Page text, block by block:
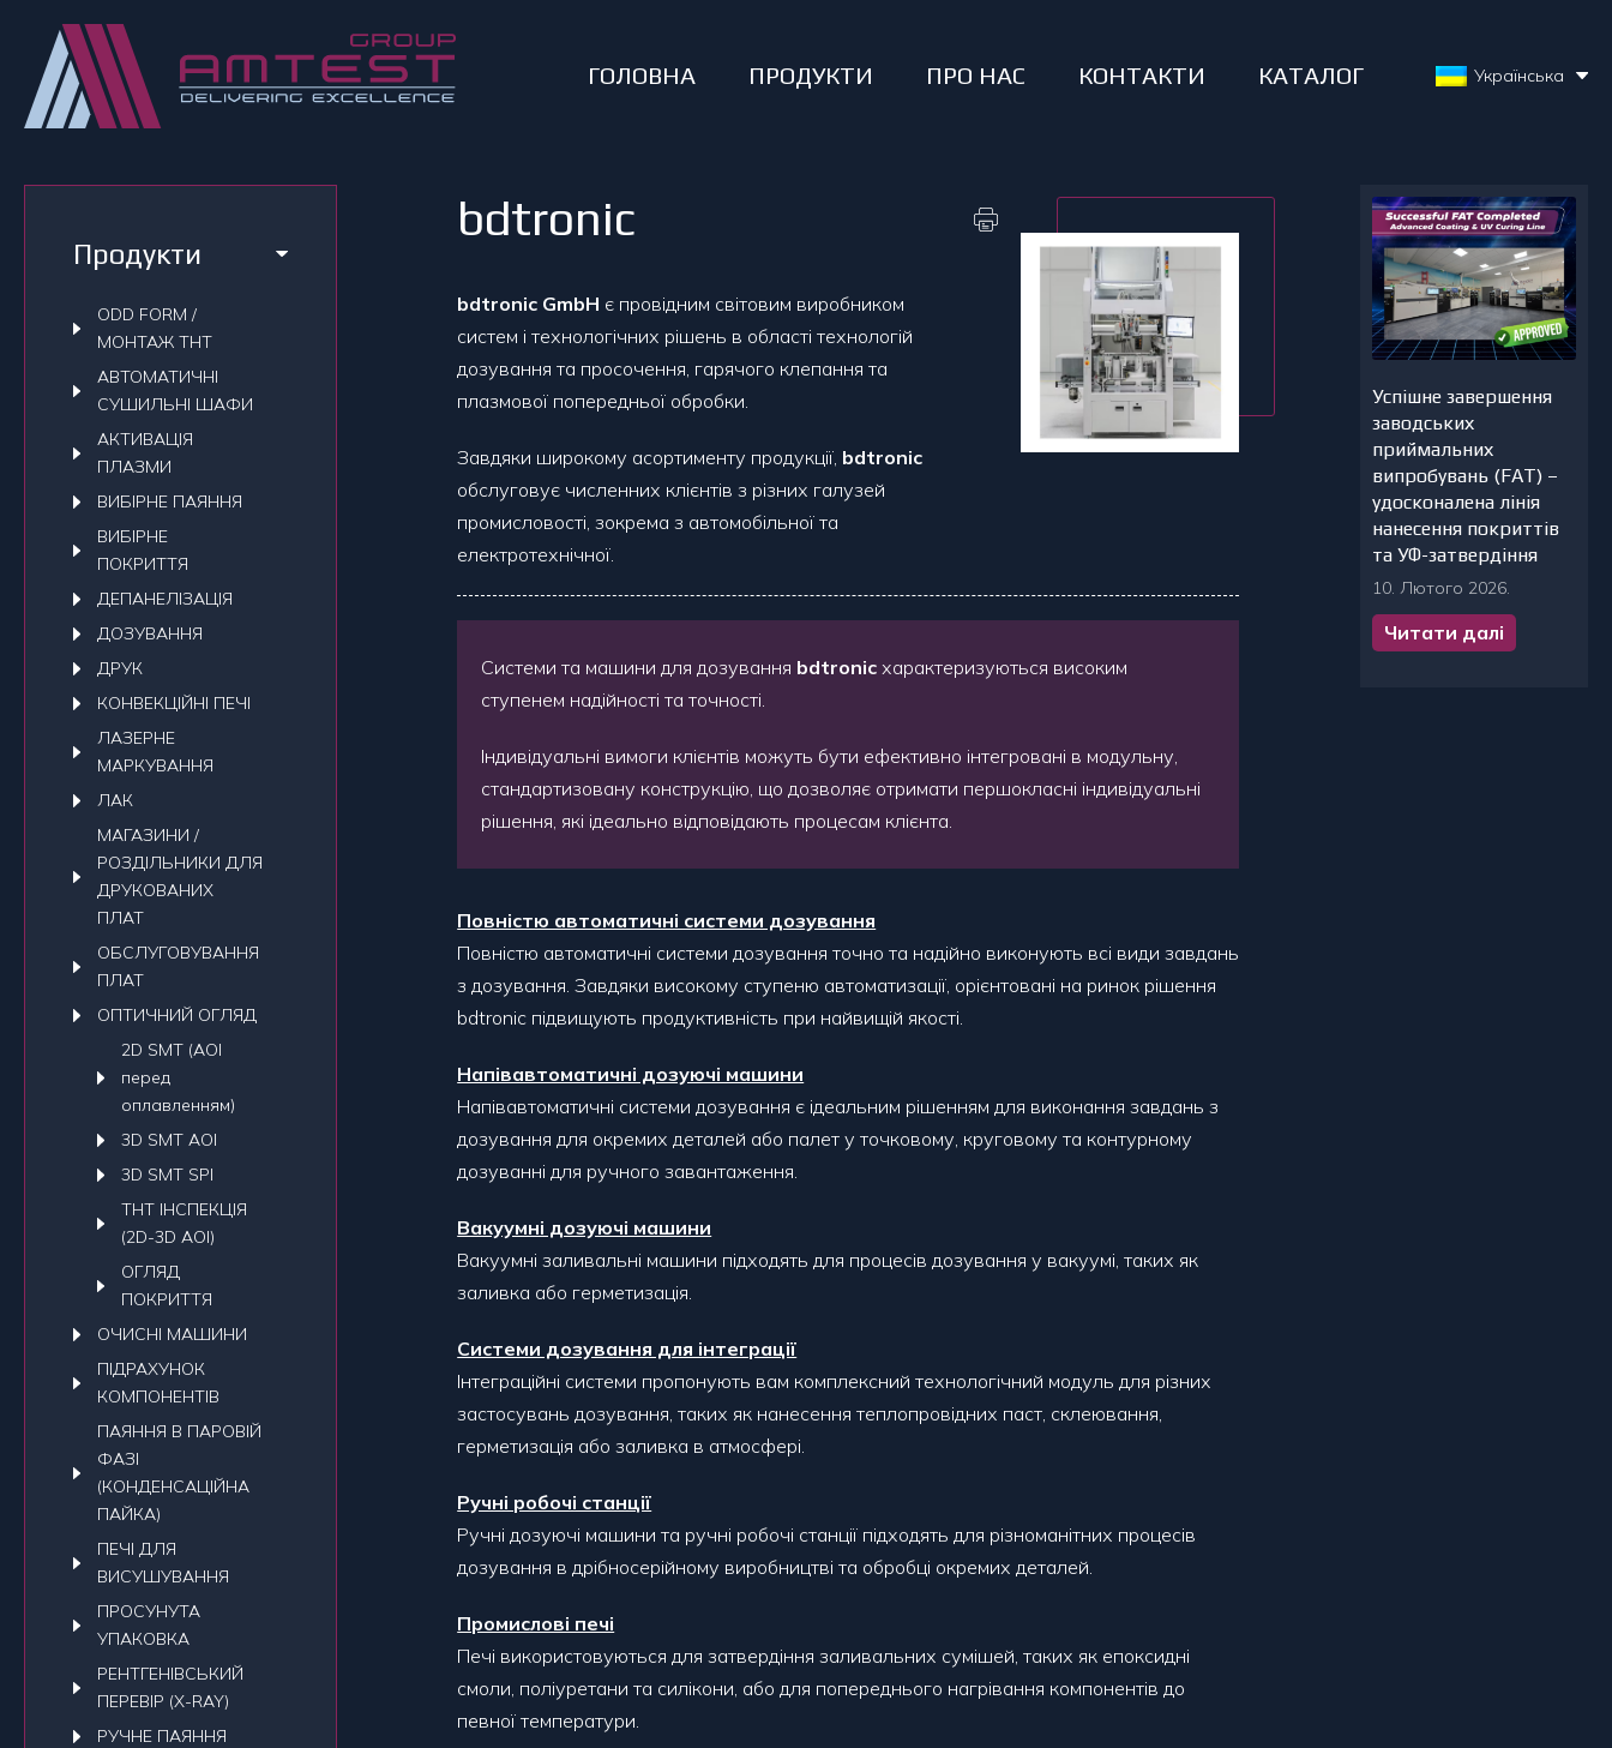
ГОЛОВНА ПРОДУКТИ ПРО НАС КОНТАКТИ КАТАЛОГ Українська
Продукти
ODD FORM /
МОНТАЖ THT
АВТОМАТИЧНI
СУШИЛЬНI ШАФИ
АКТИВАЦІЯ
ПЛАЗМИ
ВИБІРНЕ ПАЯННЯ
ВИБІРНЕ
ПОКРИТТЯ
ДЕПАНЕЛIЗАЦIЯ
ДОЗУВАННЯ
ДРУК
КОНВЕКЦIЙНI ПЕЧI
ЛАЗЕРНЕ
МАРКУВАННЯ
ЛАК
МАГАЗИНИ /
РОЗДІЛЬНИКИ ДЛЯ
ДРУКОВАНИХ
ПЛАТ
ОБСЛУГОВУВАННЯ
ПЛАТ
ОПТИЧНИЙ ОГЛЯД
2D SMT (AOI
перед
оплавленням)
3D SMT AOI
3D SMT SPI
THT ІНСПЕКЦІЯ
(2D-3D AOI)
ОГЛЯД
ПОКРИТТЯ
ОЧИСНI МАШИНИ
ПIДРАХУНОК
КОМПОНЕНТIВ
ПАЯННЯ В ПАРОВІЙ
ФАЗІ
(КОНДЕНСАЦІЙНА
ПАЙКА)
ПЕЧI ДЛЯ
ВИСУШУВАННЯ
ПРОСУНУТА
УПАКОВКА
РЕНТГЕНІВСЬКИЙ
ПЕРЕВІР (X-RAY)
РУЧНЕ ПАЯННЯ
bdtronic
bdtronic GmbH є провідним світовим виробником
систем і технологічних рішень в області технологій
дозування та просочення, гарячого клепання та
плазмової попередньої обробки.
Завдяки широкому асортименту продукції, bdtronic
обслуговує численних клієнтів з різних галузей
промисловості, зокрема з автомобільної та
електротехнічної.
Системи та машини для дозування bdtronic характеризуються високим
ступенем надійності та точності.
Індивідуальні вимоги клієнтів можуть бути ефективно інтегровані в модульну,
стандартизовану конструкцію, що дозволяє отримати першокласні індивідуальні
рішення, які ідеально відповідають процесам клієнта.
Повністю автоматичні системи дозування
Повністю автоматичні системи дозування точно та надійно виконують всі види завдань
з дозування. Завдяки високому ступеню автоматизації, орієнтовані на ринок рішення
bdtronic підвищують продуктивність при найвищій якості.
Напівавтоматичні дозуючі машини
Напівавтоматичні системи дозування є ідеальним рішенням для виконання завдань з
дозування для окремих деталей або палет у точковому, круговому та контурному
дозуванні для ручного завантаження.
Вакуумні дозуючі машини
Вакуумні заливальні машини підходять для процесів дозування у вакуумі, таких як
заливка або герметизація.
Системи дозування для інтеграції
Інтеграційні системи пропонують вам комплексний технологічний модуль для різних
застосувань дозування, таких як нанесення теплопровідних паст, склеювання,
герметизація або заливка в атмосфері.
Ручні робочі станції
Ручні дозуючі машини та ручні робочі станції підходять для різноманітних процесів
дозування в дрібносерійному виробництві та обробці окремих деталей.
Промислові печі
Печі використовуються для затвердіння заливальних сумішей, таких як епоксидні
смоли, поліуретани та силікони, або для попереднього нагрівання компонентів до
певної температури.
Успішне завершення
заводських
приймальних
випробувань (FAT) –
удосконалена лінія
нанесення покриттів
та УФ-затвердіння
10. Лютого 2026.
Читати далі